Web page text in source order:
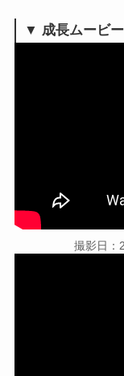
▼ 成長ムービ
撮影日：